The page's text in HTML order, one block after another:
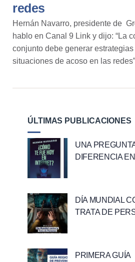
redes
Hernán Navarro, presidente de
hablo en Canal 9 Link y dijo: “La
conjunto debe generar
situaciones de acoso en las
ÚLTIMAS PUBLICACIONES
UNA
DIFERENCIA
DÍA MUNDIAL
TRATA DE
PRIMERA GUÍA